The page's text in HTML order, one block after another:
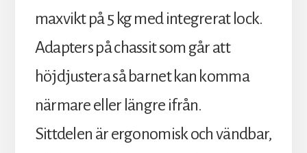
maxvikt på 5 kg med integrerat lock.
Adapters på chassit som går att
höjdjustera så barnet kan komma
närmare eller längre ifrån.
Sittdelen är ergonomisk och vändbar,